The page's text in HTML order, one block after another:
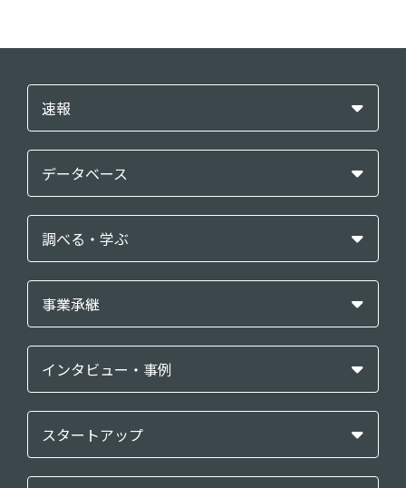
速報
データベース
調べる・学ぶ
事業承継
インタビュー・事例
スタートアップ